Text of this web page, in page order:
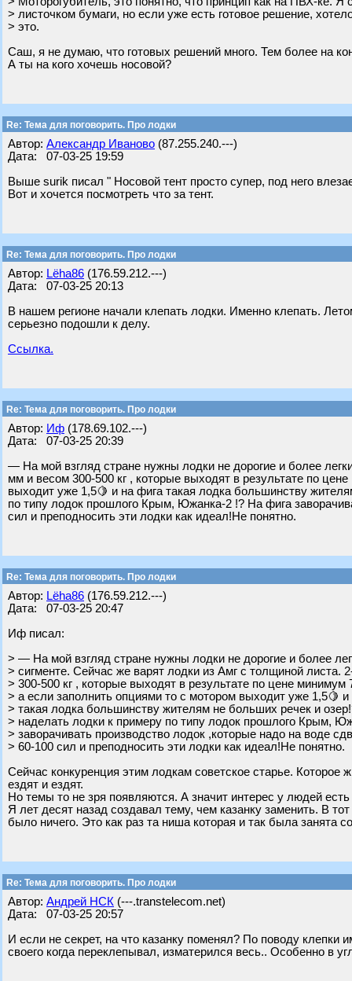
> листочком бумаги, но если уже есть готовое решение,
> это.
Саш, я не думаю, что готовых решений много. Тем более на
А ты на кого хочешь носовой?
Re: Тема для поговорить. Про лодки
Автор: Александр Иваново (87.255.240.---)
Дата: 07-03-25 19:59
Выше surik писал " Носовой тент просто супер, под него
Вот и хочется посмотреть что за тент.
Re: Тема для поговорить. Про лодки
Автор: Lёha86 (176.59.212.---)
Дата: 07-03-25 20:13
В нашем регионе начали клепать лодки. Именно клепать.
серьезно подошли к делу.
Ссылка.
Re: Тема для поговорить. Про лодки
Автор: Иф (178.69.102.---)
Дата: 07-03-25 20:39
— На мой взгляд стране нужны лодки не дорогие и более
мм и весом 300-500 кг , которые выходят в результате по
выходит уже 1,5🍋 и на фига такая лодка большинству
по типу лодок прошлого Крым, Южанка-2 !? На фига
сил и преподносить эти лодки как идеал!Не понятно.
Re: Тема для поговорить. Про лодки
Автор: Lёha86 (176.59.212.---)
Дата: 07-03-25 20:47
Иф писал:
> — На мой взгляд стране нужны лодки не дорогие и более
> сигменте. Сейчас же варят лодки из Амг с толщиной листа.
> 300-500 кг , которые выходят в результате по цене минимум
> а если заполнить опциями то с мотором выходит уже 1,5🍋 и
> такая лодка большинству жителям не больших речек и
> наделать лодки к примеру по типу лодок прошлого Крым,
> заворачивать производство лодок ,которые надо на воде
> 60-100 сил и преподносить эти лодки как идеал!Не понятно.
Сейчас конкуренция этим лодкам советское старье.
ездят и ездят.
Но темы то не зря появляются. А значит интерес у людей
Я лет десят назад создавал тему, чем казанку заменить. В
было ничего. Это как раз та ниша которая и так была занята
Re: Тема для поговорить. Про лодки
Автор: Андрей НСК (---.transtelecom.net)
Дата: 07-03-25 20:57
И если не секрет, на что казанку поменял? По поводу
своего когда переклепывал, изматерился весь.. Особенно в